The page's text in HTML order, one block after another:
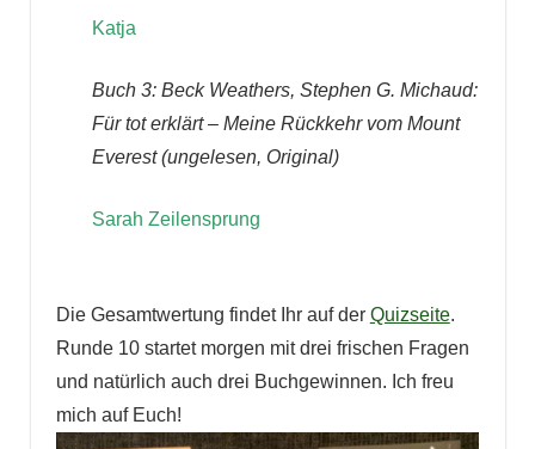
Katja
Buch 3: Beck Weathers, Stephen G. Michaud:
Für tot erklärt – Meine Rückkehr vom Mount
Everest (ungelesen, Original)
Sarah Zeilensprung
Die Gesamtwertung findet Ihr auf der Quizseite.
Runde 10 startet morgen mit drei frischen Fragen
und natürlich auch drei Buchgewinnen. Ich freu
mich auf Euch!